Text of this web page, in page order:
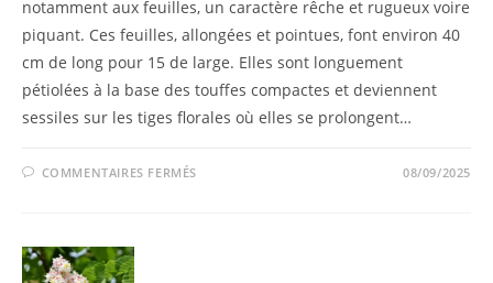
notamment aux feuilles, un caractère rêche et rugueux voire
piquant. Ces feuilles, allongées et pointues, font environ 40
cm de long pour 15 de large. Elles sont longuement
pétiolées à la base des touffes compactes et deviennent
sessiles sur les tiges florales où elles se prolongent…
COMMENTAIRES FERMÉS 08/09/2025